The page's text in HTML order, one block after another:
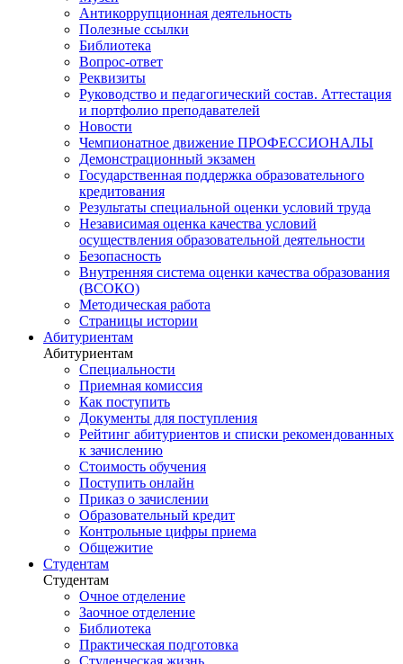
Антикоррупционная деятельность
Полезные ссылки
Библиотека
Вопрос-ответ
Реквизиты
Руководство и педагогический состав. Аттестация
и портфолио преподавателей
Новости
Чемпионатное движение ПРОФЕССИОНАЛЫ
Демонстрационный экзамен
Государственная поддержка образовательного
кредитования
Результаты специальной оценки условий труда
Независимая оценка качества условий
осуществления образовательной деятельности
Безопасность
Внутренняя система оценки качества образования
(ВСОКО)
Методическая работа
Страницы истории
Абитуриентам
Абитуриентам
Специальности
Приемная комиссия
Как поступить
Документы для поступления
Рейтинг абитуриентов и списки рекомендованных
к зачислению
Стоимость обучения
Поступить онлайн
Приказ о зачислении
Образовательный кредит
Контрольные цифры приема
Общежитие
Студентам
Студентам
Очное отделение
Заочное отделение
Библиотека
Практическая подготовка
Студенческая жизнь